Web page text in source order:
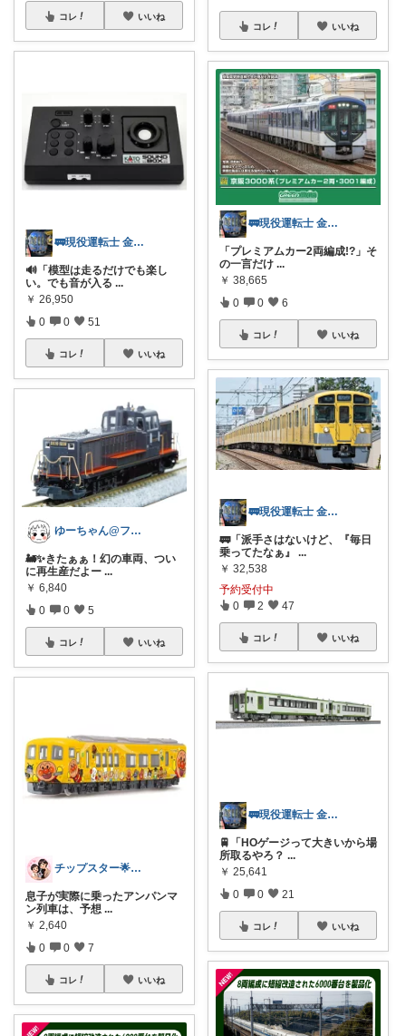
コレ いいね
🚃現役運転士 金魚🐠
🔊「模型は走るだけでも楽し
い。でも音が入る ...
￥ 26,950
0 0 51
コレ いいね
ゆーちゃん@フォロワーさまから購入💕
🚂✨きたぁぁ！幻の車両、つい
に再生産だよー ...
￥ 6,840
0 0 5
コレ いいね
チップスター🌟8月もよろしく😎🌻
息子が実際に乗ったアンパンマ
ン列車は、予想 ...
￥ 2,640
0 0 7
コレ いいね
コレ いいね
🚃現役運転士 金魚🐠
「プレミアムカー2両編成!?」そ
の一言だけ ...
￥ 38,665
0 0 6
コレ いいね
🚃現役運転士 金魚🐠
🚃「派手さはないけど、『毎日
乗ってたなぁ』
...
￥ 32,538
予約受付中
0 2 47
コレ いいね
🚃現役運転士 金魚🐠
🚆「HOゲージって大きいから場
所取るやろ？ ...
￥ 25,641
0 0 21
コレ いいね